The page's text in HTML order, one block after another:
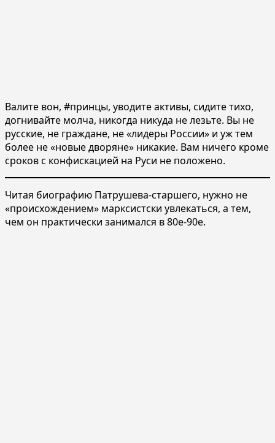
Валите вон, #принцы, уводите активы, сидите тихо,
догнивайте молча, никогда никуда не лезьте. Вы не
русские, не граждане, не «лидеры России» и уж тем
более не «новые дворяне» никакие. Вам ничего кроме
сроков с конфискацией на Руси не положено.
Читая биографию Патрушева-старшего, нужно не
«происхождением» марксистски увлекаться, а тем,
чем он практически занимался в 80е-90е.